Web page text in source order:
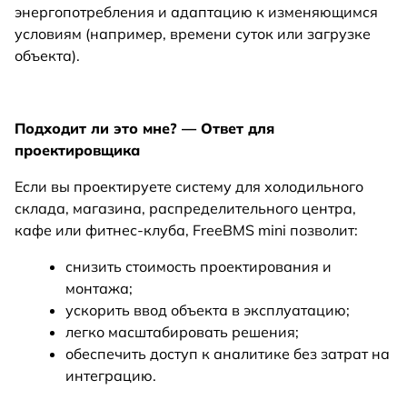
энергопотребления и адаптацию к изменяющимся
условиям (например, времени суток или загрузке
объекта).
Подходит ли это мне? — Ответ для
проектировщика
Если вы проектируете систему для холодильного
склада, магазина, распределительного центра,
кафе или фитнес-клуба, FreeBMS mini позволит:
снизить стоимость проектирования и
монтажа;
ускорить ввод объекта в эксплуатацию;
легко масштабировать решения;
обеспечить доступ к аналитике без затрат на
интеграцию.